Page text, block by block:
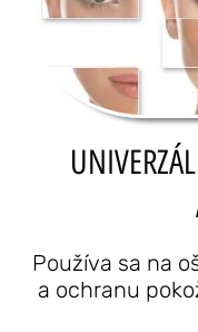
Používa sa na
a ochranu